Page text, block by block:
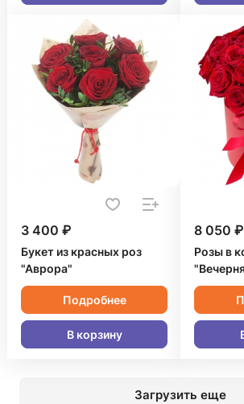
3 400 ₽
Букет из красных роз
"Аврора"
Подробнее
В корзину
8 050 ₽
Розы в
Загрузить еще